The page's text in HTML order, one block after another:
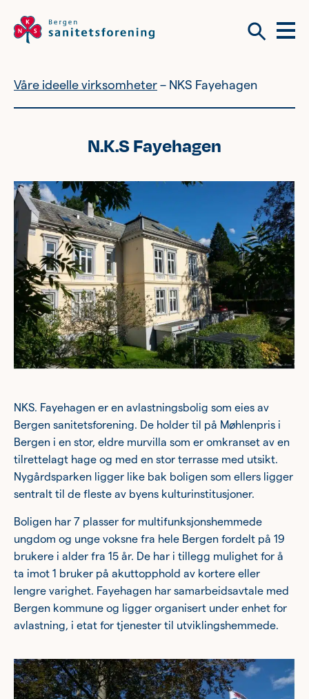
Meny
Vil du bli frivillig? Om tilbudene våre
Vil du bli frivillig?
Bli medlem
Nyhetsbrev
Om tilbudene våre
Kvinnehelse
Ung
Eldre
Om oss
Siste nytt
Samarbeid
Våre ideelle virksomheter
Våre ideelle virksomheter NKS Fayehagen
N.K.S Fayehagen
NKS. Fayehagen er en avlastningsbolig som eies av
Bergen sanitetsforening. De holder til på Møhlenpris i
Bergen i en stor, eldre murvilla som er omkranset av en
tilrettelagt hage og med en stor terrasse med utsikt.
Nygårdsparken ligger like bak boligen som ellers ligger
sentralt til de fleste av byens kulturinstitusjoner.
Boligen har 7 plasser for multifunksjonshemmede
ungdom og unge voksne fra hele Bergen fordelt på 19
brukere i alder fra 15 år. De har i tillegg mulighet for å
ta imot 1 bruker på akuttopphold av kortere eller
lengre varighet. Fayehagen har samarbeidsavtale med
Bergen kommune og ligger organisert under enhet for
avlastning, i etat for tjenester til utviklingshemmede.